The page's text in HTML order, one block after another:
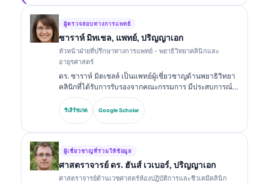
กรรมสิทธิ์ ดร. ไคลน์ได้ตีพิมพ์ผลงานเกี่ยวกับการแปลผลไบ
โอมาร์กเกอร์และการวินิจฉัยทางห้องปฏิบัติการ.
ผู้ตรวจสอบทางการแพทย์
ซาราห์ มิทเชล, แพทย์, ปริญญาเอก
หัวหน้าฝ่ายที่ปรึกษาทางการแพทย์ - พยาธิวิทยาคลินิกและ
อายุรศาสตร์
ดร. ซาราห์ มิตเชลล์ เป็นแพทย์ผู้เชี่ยวชาญด้านพยาธิวิทยา
คลินิกที่ได้รับการรับรองจากคณะกรรมการ มีประสบการณ์
มากกว่า 18 ปีในด้านเวชศาสตร์ห้องปฏิบัติการและการ
วิเคราะห์การวินิจฉัย เธอมีวุฒิบัตรเฉพาะทางด้านเคมีคลินิก
และได้ตีพิมพ์อย่างกว้างขวางเกี่ยวกับชุดตรวจไบโอมาร์ก
รีเสิร์ชเกต Google Scholar
ผู้เชี่ยวชาญที่ร่วมให้ข้อมูล
ศาสตราจารย์ ดร. ฮันส์ เวเบอร์, ปริญญาเอก
ศาสตราจารย์ด้านเวชศาสตร์ห้องปฏิบัติการและชีวเคมีคลินิก